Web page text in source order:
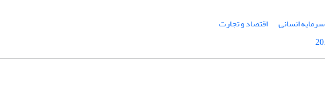
سرمایه انسانی
اقتصاد و تجارت